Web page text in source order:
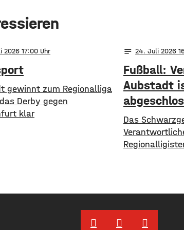
2026 17:00
gewinnt zum Regionalliga
Derby gegen
klar
notes 24. Juli 2026
Fußball:
Aubstadt
Das
Schweinfurt
Amtsgericht